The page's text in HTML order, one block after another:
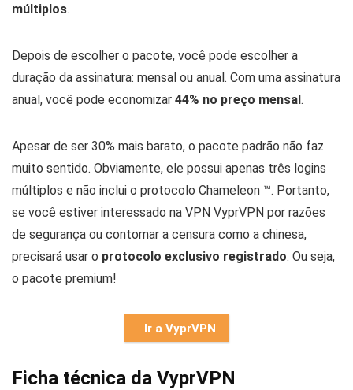
múltiplos.
Depois de escolher o pacote, você pode escolher a
duração da assinatura: mensal ou anual. Com uma assinatura
anual, você pode economizar 44% no preço mensal.
Apesar de ser 30% mais barato, o pacote padrão não faz
muito sentido. Obviamente, ele possui apenas três logins
múltiplos e não inclui o protocolo Chameleon ™. Portanto,
se você estiver interessado na VPN VyprVPN por razões
de segurança ou contornar a censura como a chinesa,
precisará usar o protocolo exclusivo registrado. Ou seja,
o pacote premium!
Ir a VyprVPN
Ficha técnica da VyprVPN